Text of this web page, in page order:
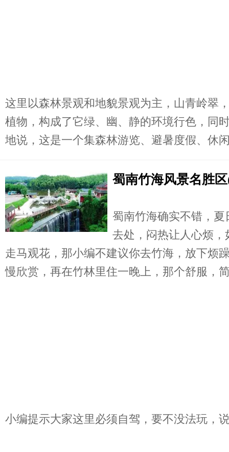
这里以森林景观和地貌景观为主，山青岭翠
植物，构成了它绿、幽、静的环境行色，同
地说，这是一个集森林游览、避暑度假、休
蜀南竹海风景名胜
蜀南竹海确实不错，
去处，闷热让人心烦
走马观花，那小编不建议你去竹海，放下烦
慢欣赏，再在竹林里住一晚上，那个舒服，
小编提示大家这里必须自驾，要不没法玩，